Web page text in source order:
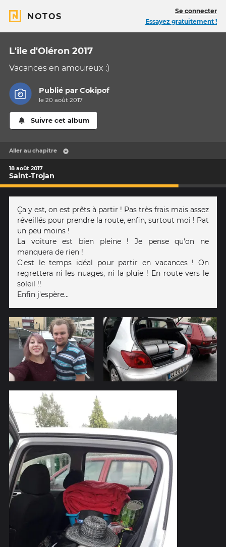
NOTOS
Se connecter
Essayez gratuitement !
L'île d'Oléron 2017
Vacances en amoureux :)
Publié parCokipof
le 20 août 2017
Suivre cet album
Aller au chapitre
18 août 2017
Saint-Trojan
Ça y est, on est prêts à partir ! Pas très frais mais assez
réveillés pour prendre la route, enfin, surtout moi ! Pat
un peu moins !
La voiture est bien pleine ! Je pense qu'on ne
manquera de rien !
C'est le temps idéal pour partir en vacances ! On
regrettera ni les nuages, ni la pluie ! En route vers le
soleil !!
Enfin j'espère...